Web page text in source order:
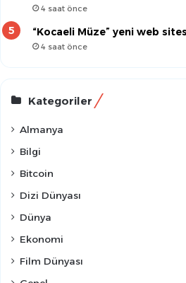
4 saat önce
“Kocaeli Müze” yeni web
4 saat önce
Kategoriler
Almanya
Bilgi
Bitcoin
Dizi Dünyası
Dünya
Ekonomi
Film Dünyası